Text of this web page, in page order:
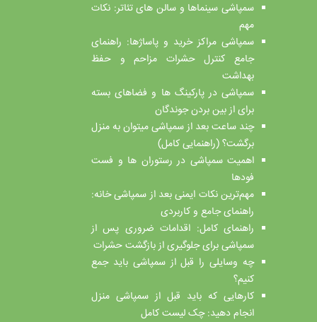
سمپاشی سینماها و سالن‌ های تئاتر: نکات
مهم
سمپاشی مراکز خرید و پاساژها: راهنمای
جامع کنترل حشرات مزاحم و حفظ
بهداشت
سمپاشی در پارکینگ ها و فضاهای بسته
برای از بین بردن جوندگان
چند ساعت بعد از سمپاشی میتوان به منزل
برگشت؟ (راهنمایی کامل)
اهمیت سمپاشی در رستوران ها و فست
فودها
مهم‌ترین نکات ایمنی بعد از سمپاشی خانه:
راهنمای جامع و کاربردی
راهنمای کامل: اقدامات ضروری پس از
سمپاشی برای جلوگیری از بازگشت حشرات
چه وسایلی را قبل از سمپاشی باید جمع
کنیم؟
کارهایی که باید قبل از سمپاشی منزل
انجام دهید: چک لیست کامل